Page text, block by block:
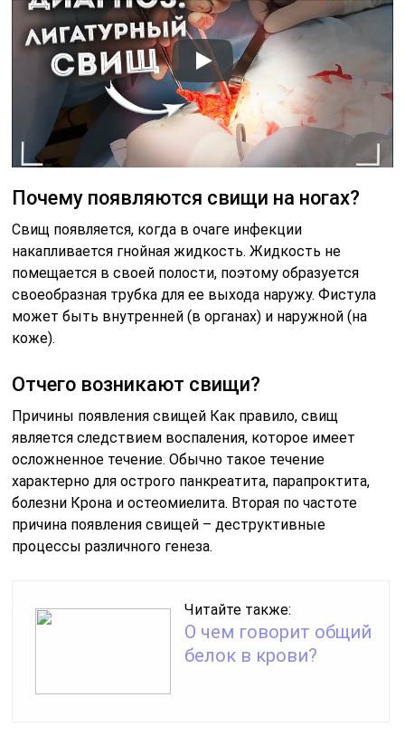
Почему появляются свищи на ногах?
Свищ появляется, когда в очаге инфекции
накапливается гнойная жидкость. Жидкость не
помещается в своей полости, поэтому образуется
своеобразная трубка для ее выхода наружу. Фистула
может быть внутренней (в органах) и наружной (на
коже).
Отчего возникают свищи?
Причины появления свищей Как правило, свищ
является следствием воспаления, которое имеет
осложненное течение. Обычно такое течение
характерно для острого панкреатита, парапроктита,
болезни Крона и остеомиелита. Вторая по частоте
причина появления свищей – деструктивные
процессы различного генеза.
Читайте также:
О чем говорит общий
белок в крови?